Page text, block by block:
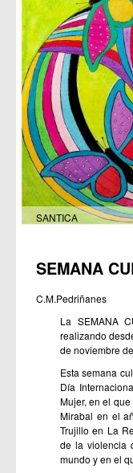
SANTICA
SEMANA
C.M.Pedriñanes
La SEMANA
realizando
de noviembre
Esta semana
Día
Mujer, en el
Mirabal en el
Trujillo en La
de la violencia
mundo y en el